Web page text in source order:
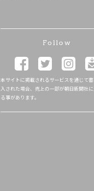
Follow
本サイトに掲載されるサービスを通じて
入された場合、売上の一部が朝日新聞社
る事があります。